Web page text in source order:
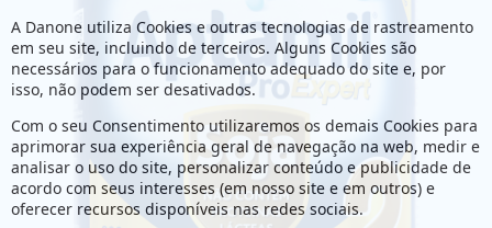
A Danone utiliza Cookies e outras tecnologias de rastreamento
em seu site, incluindo de terceiros. Alguns Cookies são
necessários para o funcionamento adequado do site e, por
isso, não podem ser desativados.
Com o seu Consentimento utilizaremos os demais Cookies para
aprimorar sua experiência geral de navegação na web, medir e
analisar o uso do site, personalizar conteúdo e publicidade de
acordo com seus interesses (em nosso site e em outros) e
oferecer recursos disponíveis nas redes sociais.